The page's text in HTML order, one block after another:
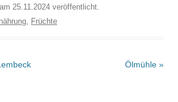
25.11.2024 veröffentlicht.
Früchte
Ölmühle »